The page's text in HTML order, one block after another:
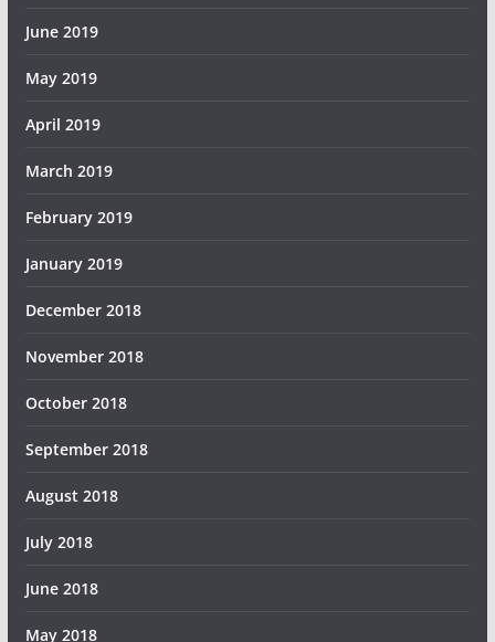
June 2019
May 2019
April 2019
March 2019
February 2019
January 2019
December 2018
November 2018
October 2018
September 2018
August 2018
July 2018
June 2018
May 2018